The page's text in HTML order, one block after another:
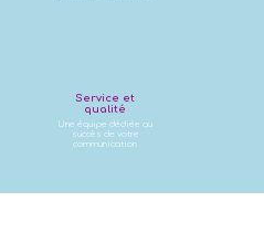
Service et
qualité
Une équipe dédiée au
succès de votre
communication